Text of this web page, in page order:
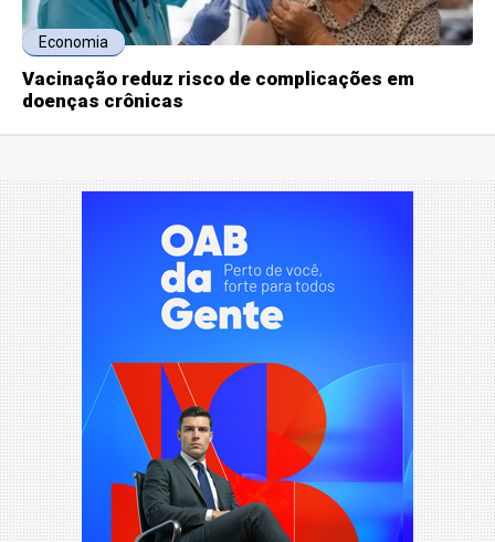
Economia
Vacinação reduz risco de complicações em
doenças crônicas